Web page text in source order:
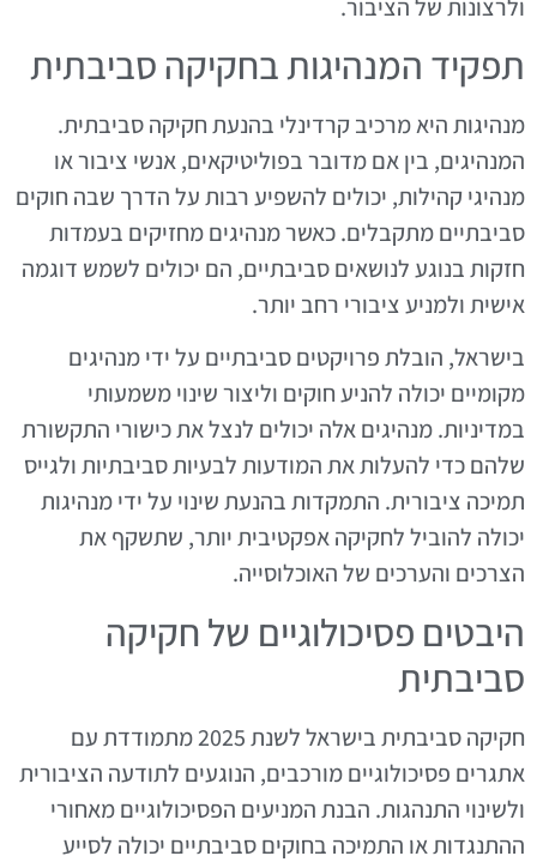
ולרצונות של הציבור.
תפקיד המנהיגות בחקיקה סביבתית
מנהיגות היא מרכיב קרדינלי בהנעת חקיקה סביבתית.
המנהיגים, בין אם מדובר בפוליטיקאים, אנשי ציבור או
מנהיגי קהילות, יכולים להשפיע רבות על הדרך שבה חוקים
סביבתיים מתקבלים. כאשר מנהיגים מחזיקים בעמדות
חזקות בנוגע לנושאים סביבתיים, הם יכולים לשמש דוגמה
אישית ולמניע ציבורי רחב יותר.
בישראל, הובלת פרויקטים סביבתיים על ידי מנהיגים
מקומיים יכולה להניע חוקים וליצור שינוי משמעותי
במדיניות. מנהיגים אלה יכולים לנצל את כישורי התקשורת
שלהם כדי להעלות את המודעות לבעיות סביבתיות ולגייס
תמיכה ציבורית. התמקדות בהנעת שינוי על ידי מנהיגות
יכולה להוביל לחקיקה אפקטיבית יותר, שתשקף את
הצרכים והערכים של האוכלוסייה.
היבטים פסיכולוגיים של חקיקה
סביבתית
חקיקה סביבתית בישראל לשנת 2025 מתמודדת עם
אתגרים פסיכולוגיים מורכבים, הנוגעים לתודעה הציבורית
ולשינוי התנהגות. הבנת המניעים הפסיכולוגיים מאחורי
ההתנגדות או התמיכה בחוקים סביבתיים יכולה לסייע